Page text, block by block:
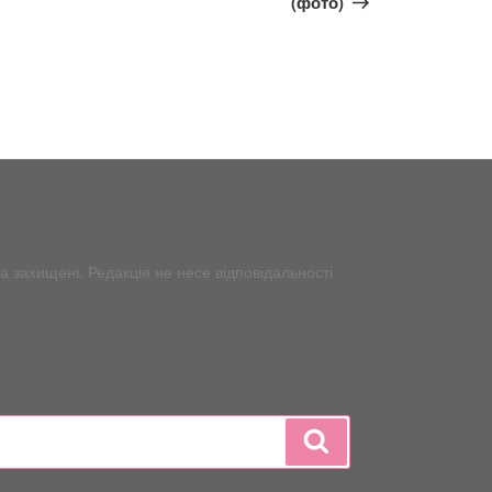
Редакція не несе відповідальності